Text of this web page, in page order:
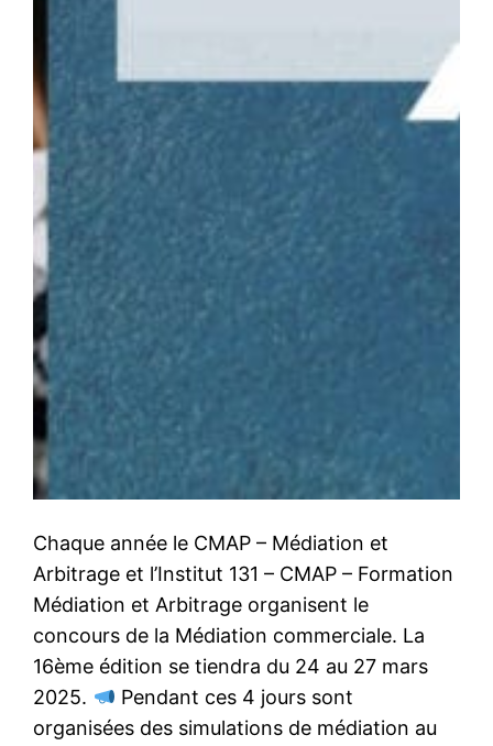
Chaque année le CMAP – Médiation et
Arbitrage et l’Institut 131 – CMAP – Formation
Médiation et Arbitrage organisent le
concours de la Médiation commerciale. La
16ème édition se tiendra du 24 au 27 mars
2025.
Pendant ces 4 jours sont
organisées des simulations de médiation au